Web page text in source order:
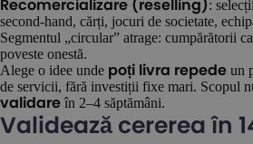
Recomercializare (reselling):
second-hand, cărți, jocuri de societate,
Segmentul „circular” atrage: cumpărătorii
poveste onestă.
Alege o idee unde poți livra repede un
de servicii, fără investiții fixe mari. Scopul
validare în 2–4 săptămâni.
Validează cererea în